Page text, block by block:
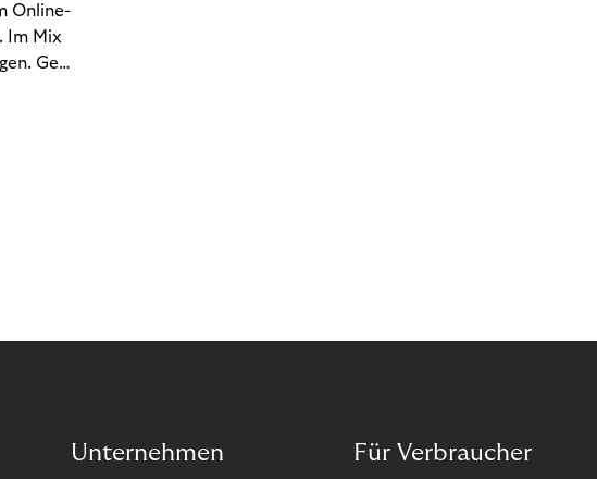
Online-
Im Mix
Gen
Unternehmen Für Verbraucher